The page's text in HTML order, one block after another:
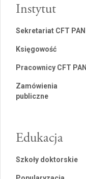
Instytut
Sekretariat CFT PAN
Księgowość
Pracownicy CFT PAN
Zamówienia
publiczne
Edukacja
Szkoły doktorskie